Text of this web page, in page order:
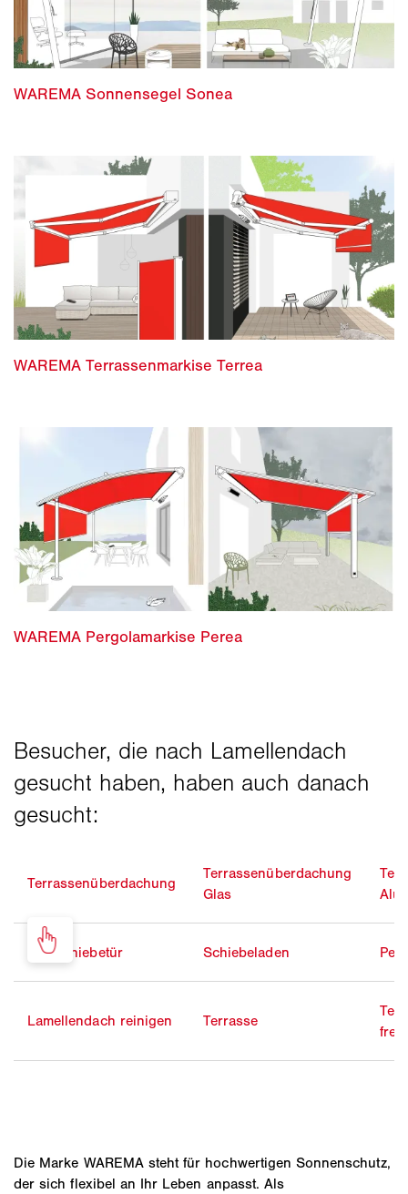
Terrassenüberdachung
Terrassenüberdachung
Glas
Alu
Glasschiebetür Schiebeladen
Lamellendach reinigen Terrasse
Die Marke WAREMA steht für hochwertigen Sonnenschutz,
der sich flexibel an Ihr Leben anpasst. Als